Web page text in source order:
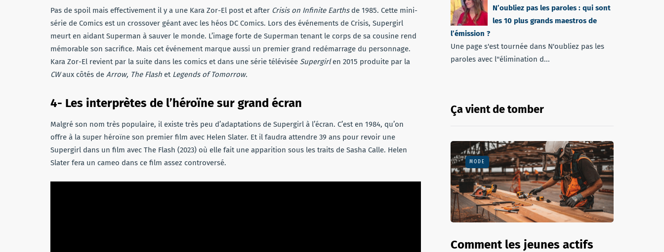
Pas de spoil mais effectivement il y a une Kara Zor-El post et after Crisis on Infinite Earthsde 1985. Cette mini-
série de Comics est un crossover géant avec les héos DC Comics. Lors des événements de Crisis, Supergirl
meurt en aidant Superman à sauver le monde. L’image forte de Superman tenant le corps de sa cousine rend
mémorable son sacrifice. Mais cet événement marque aussi un premier grand redémarrage du personnage.
Kara Zor-El revient par la suite dans les comics et dans une série télévisée Supergirlen 2015 produite par la
CWaux côtés de Arrow, The Flash et Legends of Tomorrow.
4- Les interprètes de l’héroïne sur grand écran
Malgré son nom très populaire, il existe très peu d’adaptations de Supergirl à l’écran. C’est en 1984, qu’on
offre à la super héroïne son premier film avec Helen Slater. Et il faudra attendre 39 ans pour revoir une
Supergirl dans un film avec The Flash (2023) où elle fait une apparition sous les traits de Sasha Calle. Helen
Slater fera un cameo dans ce film assez controversé.
N’oubliez pas les paroles : qui sont
les 10 plus grands maestros de
l’émission ?
Une page s'est tournée dans N'oubliez pas les
paroles avec l''élimination d...
Ça vient de tomber
MODE
Comment les jeunes actifs